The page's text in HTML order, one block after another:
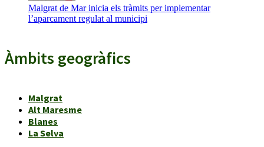
Malgrat de Mar inicia els tràmits per implementar
l’aparcament regulat al municipi
Àmbits geogràfics
Malgrat
Alt Maresme
Blanes
La Selva